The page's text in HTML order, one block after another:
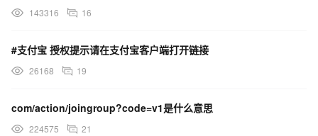
143316 16
#支付宝 授权提示请在支付宝客户端打开链接
26168 19
com/action/joingroup?code=v1是什么意思
224575 21